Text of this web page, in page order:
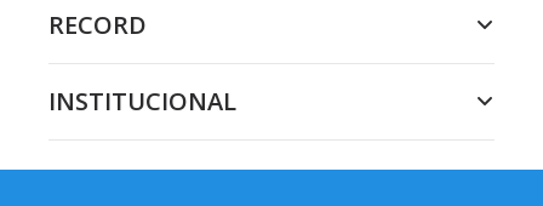
RECORD
INSTITUCIONAL